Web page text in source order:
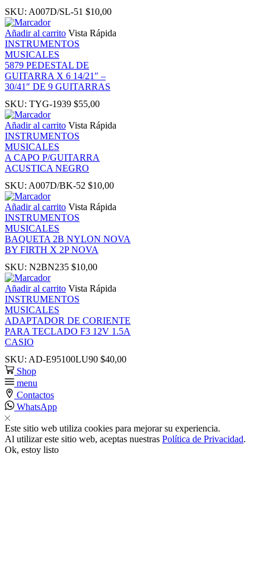
panel
panel
satın al
panel
panel
panel
panel
SKU: A007D/SL-51 $10,00
Añadir al carrito Vista Rápida
INSTRUMENTOS
MUSICALES
5879 PEDESTAL DE
GUITARRA X 6 14/21″ –
30/41″ DE 9 GUITARRAS
SKU: TYG-1939 $55,00
Añadir al carrito Vista Rápida
INSTRUMENTOS
MUSICALES
A CAPO P/GUITARRA
ACUSTICA NEGRO
SKU: A007D/BK-52 $10,00
Añadir al carrito Vista Rápida
INSTRUMENTOS
MUSICALES
BAQUETA 2B NYLON NOVA
BY FIRTH X 2P NOVA
SKU: N2BN235 $10,00
Añadir al carrito Vista Rápida
INSTRUMENTOS
MUSICALES
ADAPTADOR DE CORIENTE
PARA TECLADO F3 12V 1.5A
CASIO
SKU: AD-E95100LU90 $40,00
Shop
menu
Contactos
WhatsApp
Este sitio web utiliza cookies para mejorar su experiencia.
Al utilizar este sitio web, aceptas nuestras Política de Privacidad.
Ok, estoy listo